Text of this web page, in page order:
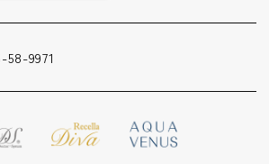
ラジオ波
58-9971